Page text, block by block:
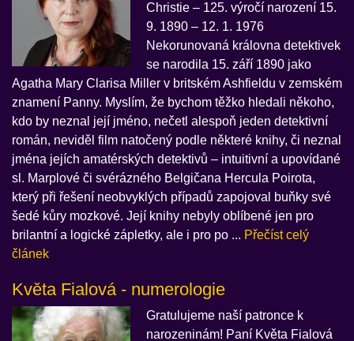
Christie – 125. výročí narození 15.
9. 1890 – 12. 1. 1976
Nekorunovaná královna detektivek
se narodila 15. září 1890 jako
Agatha Mary Clarisa Miller v britském Ashfieldu v zemském
znamení Panny. Myslím, že bychom těžko hledali někoho,
kdo by neznal její jméno, nečetl alespoň jeden detektivní
román, neviděl film natočený podle některé knihy, či neznal
jména jejích amatérských detektivů – intuitivní a upovídané
sl. Marplové či svérázného Belgičana Hercula Poirota,
který při řešení neobvyklých případů zapojoval buňky své
šedé kůry mozkové. Její knihy nebyly oblíbené jen pro
brilantní a logické zápletky, ale i pro po ... Přečíst celý
článek
Květa Fialová - numerologie
Gratulujeme naší patronce k
narozeninám! Paní Květa Fialová